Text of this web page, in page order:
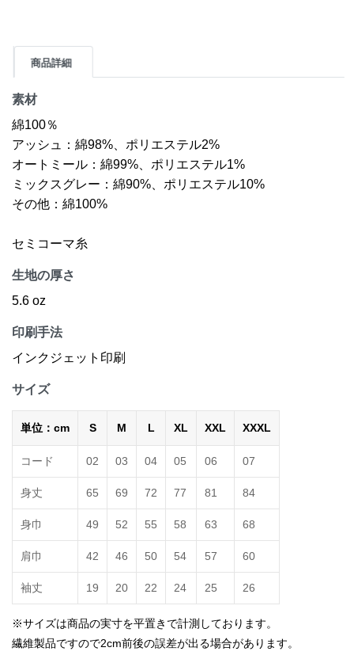
商品詳細
素材
綿100％
アッシュ：綿98%、ポリエステル2%
オートミール：綿99%、ポリエステル1%
ミックスグレー：綿90%、ポリエステル10%
その他：綿100%
セミコーマ糸
生地の厚さ
5.6 oz
印刷手法
インクジェット印刷
サイズ
単位：cm S M L XL XXL XXXL
コード 02 03 04 05 06 07
身丈 65 69 72 77 81 84
身巾 49 52 55 58 63 68
肩巾 42 46 50 54 57 60
袖丈 19 20 22 24 25 26
※サイズは商品の実寸を平置きで計測しております。
繊維製品ですので2cm前後の誤差が出る場合があります。